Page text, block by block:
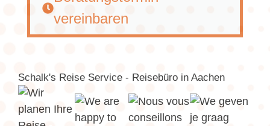
vereinbaren
Schalk's Reise Service - Reisebüro in Aachen